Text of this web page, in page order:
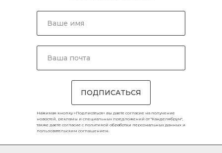
ПОДПИСАТЬСЯ
Нажимая кнопку «Подписаться» вы даете согласие на получение
новостей, рекламы и специальных предложений от "Канделябрум",
также даете согласие с политикой обработки персональных данных и
пользовательским соглашением.